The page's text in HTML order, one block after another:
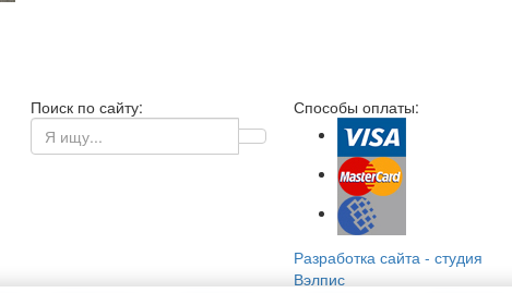
Поиск по сайту: Способы оплаты:
Разработка сайта - студия
Вэлпис